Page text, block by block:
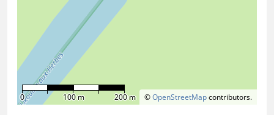
©OpenStreetMapcontributors.
0 100 m 200 m